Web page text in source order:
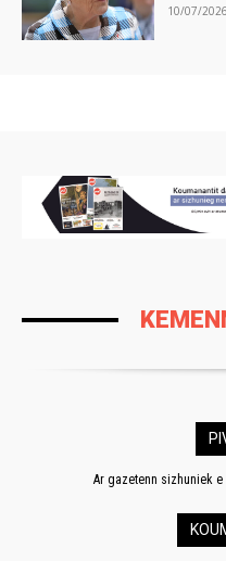
10/07/2026
Ar gazetenn sizhuniek